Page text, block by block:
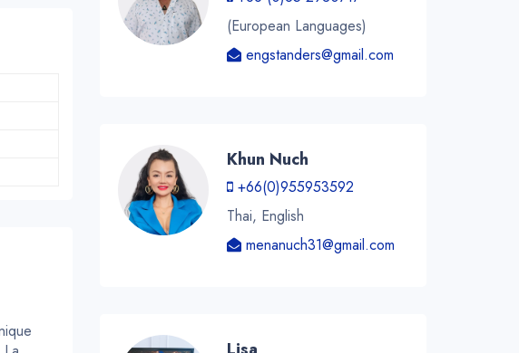
(European Languages)
engstanders@gmail.com
Khun Nuch
+66(0)955953592
Thai, English
menanuch31@gmail.com